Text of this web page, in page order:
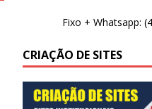
Fixo + Whatsapp:
CRIAÇÃO DE SITES